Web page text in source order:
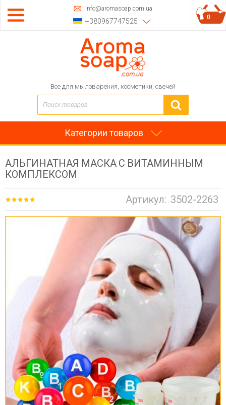
info@aromasoap.com.ua
+380967747525
Все для мыловарения, косметики, свечей
0
Категории товаров
АЛЬГИНАТНАЯ МАСКА С ВИТАМИННЫМ
КОМПЛЕКСОМ
Артикул: 3502-2263